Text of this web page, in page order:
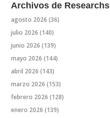
Archivos de Researchs
agosto 2026 (36)
julio 2026 (140)
junio 2026 (139)
mayo 2026 (144)
abril 2026 (143)
marzo 2026 (153)
febrero 2026 (128)
enero 2026 (139)